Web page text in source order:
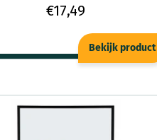
€17,49
Bekijk product